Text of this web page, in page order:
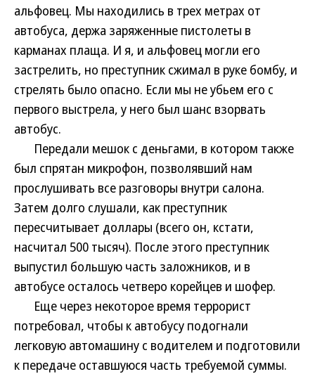
альфовец. Мы находились в трех метрах от
автобуса, держа заряженные пистолеты в
карманах плаща. И я, и альфовец могли его
застрелить, но преступник сжимал в руке бомбу, и
стрелять было опасно. Если мы не убьем его с
первого выстрела, у него был шанс взорвать
автобус.
Передали мешок с деньгами, в котором также
был спрятан микрофон, позволявший нам
прослушивать все разговоры внутри салона.
Затем долго слушали, как преступник
пересчитывает доллары (всего он, кстати,
насчитал 500 тысяч). После этого преступник
выпустил большую часть заложников, и в
автобусе осталось четверо корейцев и шофер.
Еще через некоторое время террорист
потребовал, чтобы к автобусу подогнали
легковую автомашину с водителем и подготовили
к передаче оставшуюся часть требуемой суммы.